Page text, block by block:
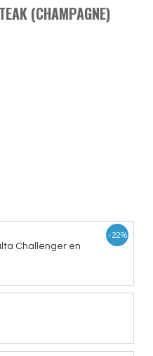
(CHAMPAGNE)
Challenger en
- 22%